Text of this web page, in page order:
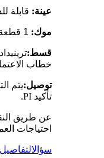
عينة: قابلة
موك: 1 قطعة
قسط:
خطاب
توصيل:
تأكيد PI.
عن طريق
احتياجات
سؤالالتفاصيل